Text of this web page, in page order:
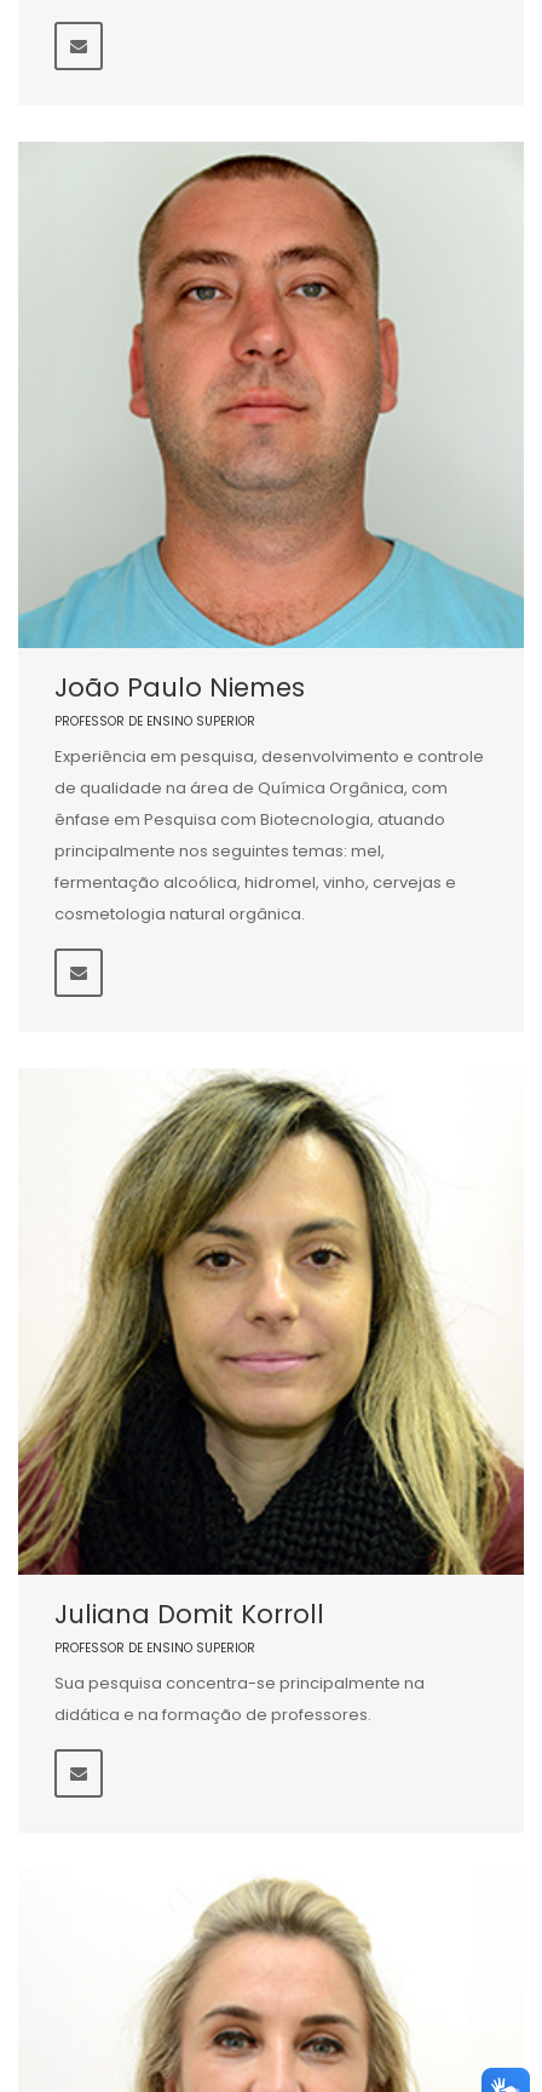
João Paulo Niemes
PROFESSOR DE ENSINO SUPERIOR
Experiência em pesquisa, desenvolvimento e controle
de qualidade na área de Química Orgânica, com
ênfase em Pesquisa com Biotecnologia, atuando
principalmente nos seguintes temas: mel,
fermentação alcoólica, hidromel, vinho, cervejas e
cosmetologia natural orgânica.
Juliana Domit Korroll
PROFESSOR DE ENSINO SUPERIOR
Sua pesquisa concentra-se principalmente na
didática e na formação de professores.